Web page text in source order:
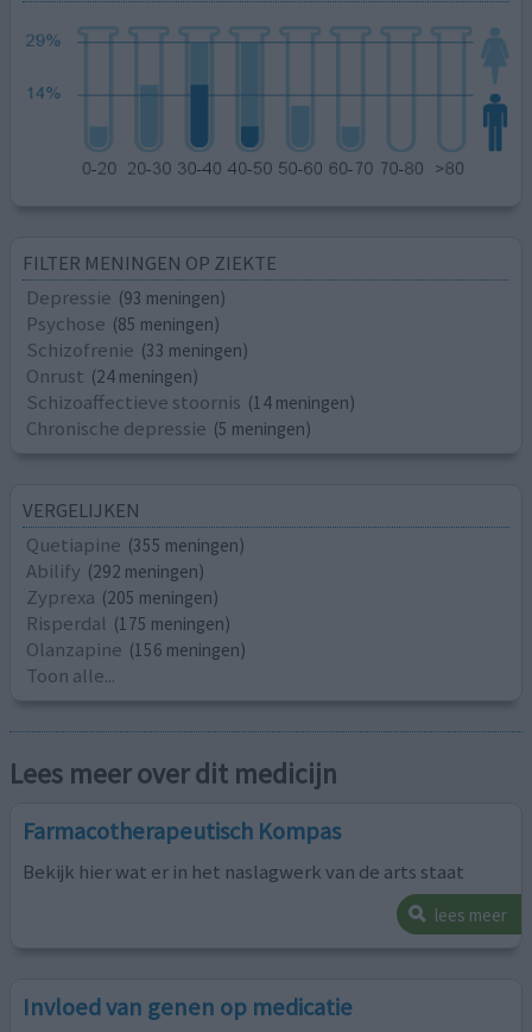
FILTER MENINGEN OP ZIEKTE
Depressie (93 meningen)
Psychose (85 meningen)
Schizofrenie (33 meningen)
Onrust (24 meningen)
Schizoaffectieve stoornis (14 meningen)
Chronische depressie (5 meningen)
VERGELIJKEN
Quetiapine (355 meningen)
Abilify (292 meningen)
Zyprexa (205 meningen)
Risperdal (175 meningen)
Olanzapine (156 meningen)
Toon alle...
Lees meer over dit medicijn
Farmacotherapeutisch Kompas
Bekijk hier wat er in het naslagwerk van de arts staat
lees meer
Invloed van genen op medicatie